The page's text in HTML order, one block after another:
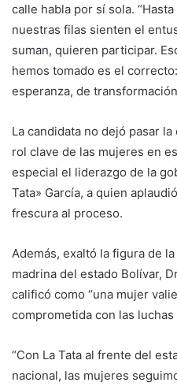
calle habla por sí sola.
nuestras filas sienten el
suman, quieren participar.
hemos tomado es el
esperanza, de
La candidata no dejó pasar
rol clave de las mujeres en
especial el liderazgo de la
Tata» García, a quien
frescura al proceso.
Además, exaltó la figura de
madrina del estado Bolívar,
calificó como “una mujer
comprometida con las luchas
“Con La Tata al frente del
nacional, las mujeres